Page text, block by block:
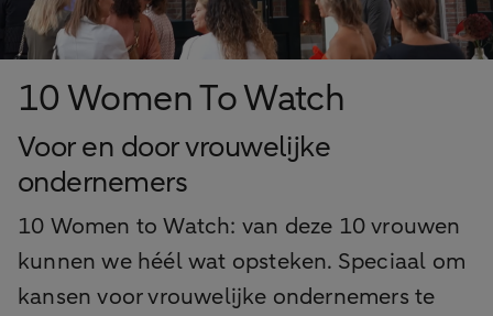
10 Women To Watch
Voor en door vrouwelijke
ondernemers
10 Women to Watch: van deze 10 vrouwen
kunnen we héél wat opsteken. Speciaal om
kansen voor vrouwelijke ondernemers te